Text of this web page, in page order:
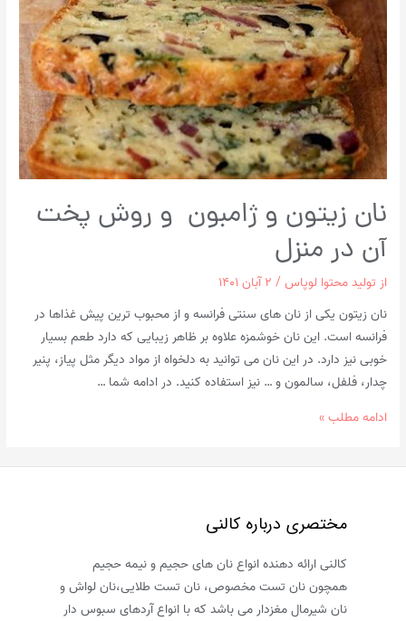
نان زیتون و ژامبون و روش پخت
آن در منزل
از تولید محتوا لوپاس/ ۲ آبان ۱۴۰۱
نان زیتون یکی از نان های سنتی فرانسه و از محبوب ترین پیش غذاها در
فرانسه است. این نان خوشمزه علاوه بر ظاهر زیبایی که دارد طعم بسیار
خوبی نیز دارد. در این نان می توانید به دلخواه از مواد دیگر مثل پیاز، پنیر
چدار، فلفل، سالمون و … نیز استفاده کنید. در ادامه شما …
نان
ادامه مطلب »
مختصری درباره کالنی
کالنی ارائه دهنده انواع نان های حجیم و نیمه حجیم
همچون نان تست مخصوص، نان تست طلایی،نان لواش و
نان شیرمال مغزدار می باشد که با انواع آردهای سبوس دار